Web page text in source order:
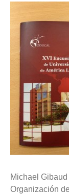
Michael
Organización